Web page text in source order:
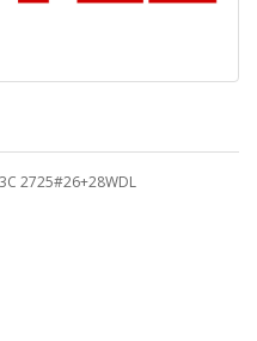
2725#26+28WDL